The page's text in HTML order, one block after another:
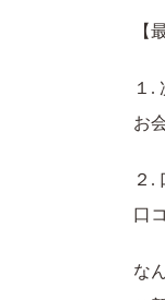
【
１.
お
２.
口
な